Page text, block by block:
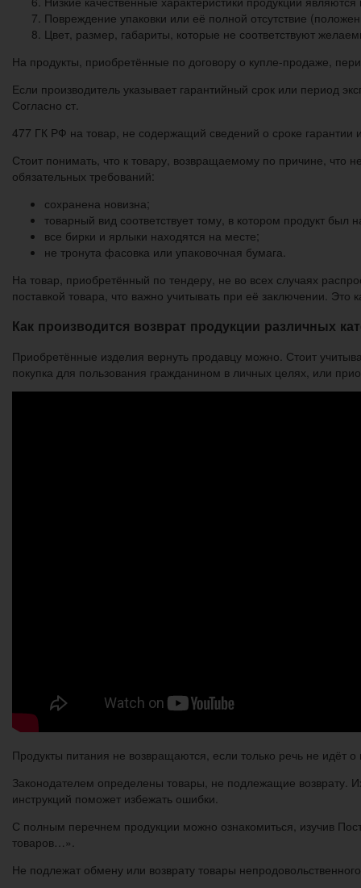
Повреждение упаковки или её полной отсутствие
Цвет, размер, габариты, которые не соответствуют
На продукты, приобретённые по договору о купле-продаже,
Если производитель указывает гарантийный срок или период
Согласно ст.
477 ГК РФ на товар, не содержащий сведений о сроке гарантии
Стоит понимать, что к товару, возвращаемому по причине,
обязательных требований:
сохранена новизна;
товарный вид соответствует тому, в котором продукт был
все бирки и ярлыки находятся на месте;
не тронута фасовка или упаковочная бумага.
На товар, приобретённый по тендеру, не во всех случаях
поставкой товара, что важно учитывать при её заключении.
Как производится возврат продукции различных
Приобретённые изделия вернуть продавцу можно. Стоит
покупка для пользования гражданином в личных целях, или
Продукты питания не возвращаются, если только речь не идёт
Законодателем определены товары, не подлежащие возврату.
инструкций поможет избежать ошибки.
С полным перечнем продукции можно ознакомиться, изучив
товаров…».
Не подлежат обмену или возврату товары